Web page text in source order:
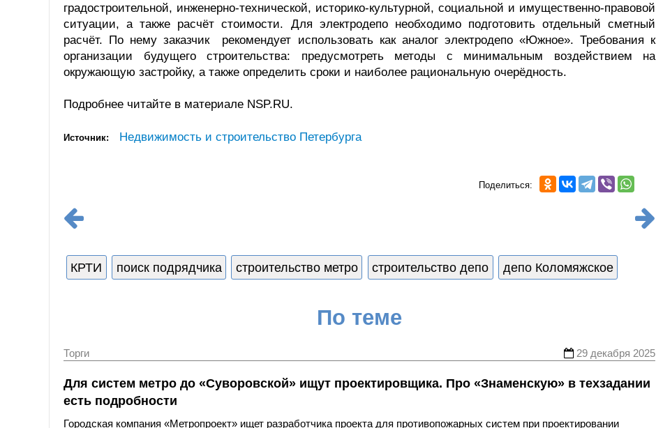
градостроительной, инженерно-технической, историко-культурной, социальной и имущественно-правовой
ситуации, а также расчёт стоимости. Для электродепо необходимо подготовить отдельный сметный
расчёт. По нему заказчик рекомендует использовать как аналог электродепо «Южное». Требования к
организации будущего строительства: предусмотреть методы с минимальным воздействием на
окружающую застройку, а также определить сроки и наиболее рациональную очерёдность.
Подробнее читайте в материале NSP.RU.
Источник: Недвижимость и строительство Петербурга
Поделиться:
КРТИ поиск подрядчика строительство метро строительство депо депо Коломяжское
По теме
Торги 29 декабря 2025
Для систем метро до «Суворовской» ищут проектировщика. Про «Знаменскую» в техзадании
есть подробности
Городская компания «Метропроект» ищет разработчика проекта для противопожарных систем при проектировании